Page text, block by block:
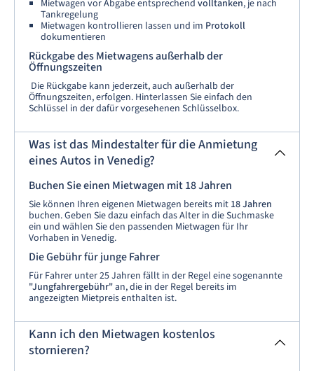
Mietwagen vor Abgabe entsprechend volltanken, je nach
Tankregelung
Mietwagen kontrollieren lassen und im Protokoll
dokumentieren
Rückgabe des Mietwagens außerhalb der
Öffnungszeiten
Die Rückgabe kann jederzeit, auch außerhalb der
Öffnungszeiten, erfolgen. Hinterlassen Sie einfach den
Schlüssel in der dafür vorgesehenen Schlüsselbox.
Was ist das Mindestalter für die Anmietung
eines Autos in Venedig?
Buchen Sie einen Mietwagen mit 18 Jahren
Sie können Ihren eigenen Mietwagen bereits mit 18 Jahren
buchen. Geben Sie dazu einfach das Alter in die Suchmaske
ein und wählen Sie den passenden Mietwagen für Ihr
Vorhaben in Venedig.
Die Gebühr für junge Fahrer
Für Fahrer unter 25 Jahren fällt in der Regel eine sogenannte
"Jungfahrergebühr"an, die in der Regel bereits im
angezeigten Mietpreis enthalten ist.
Kann ich den Mietwagen kostenlos
stornieren?